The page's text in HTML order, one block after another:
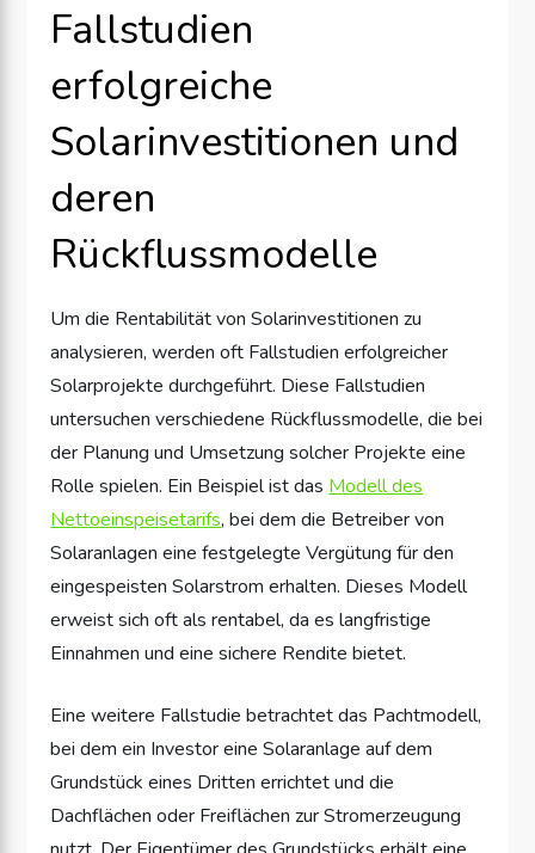
Fallstudien
erfolgreiche
Solarinvestitionen und
deren
Rückflussmodelle
Um die Rentabilität von Solarinvestitionen zu
analysieren, werden oft Fallstudien erfolgreicher
Solarprojekte durchgeführt. Diese Fallstudien
untersuchen verschiedene Rückflussmodelle, die bei
der Planung und Umsetzung solcher Projekte eine
Rolle spielen. Ein Beispiel ist das Modell des
Nettoeinspeisetarifs, bei dem die Betreiber von
Solaranlagen eine festgelegte Vergütung für den
eingespeisten Solarstrom erhalten. Dieses Modell
erweist sich oft als rentabel, da es langfristige
Einnahmen und eine sichere Rendite bietet.
Eine weitere Fallstudie betrachtet das Pachtmodell,
bei dem ein Investor eine Solaranlage auf dem
Grundstück eines Dritten errichtet und die
Dachflächen oder Freiflächen zur Stromerzeugung